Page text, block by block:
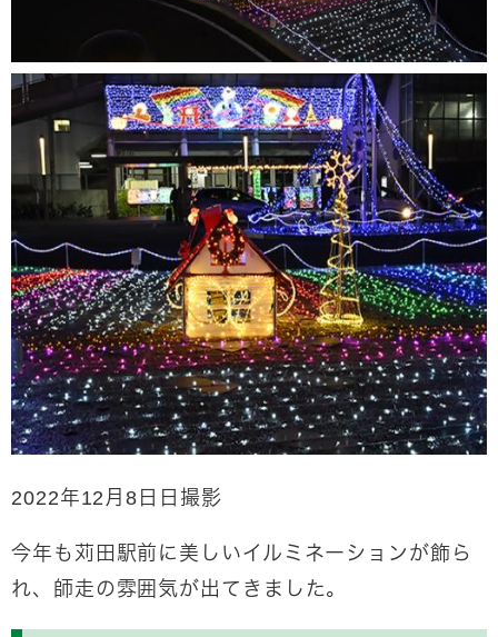
2022年12月8日日撮影
今年も苅田駅前に美しいイルミネーションが飾ら
れ、師走の雰囲気が出てきました。